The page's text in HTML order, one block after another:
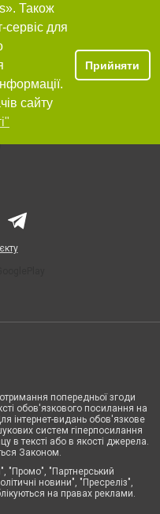
Також
сервіс для
сайту
Прийняти
попередньої згоди
обов'язкового посилання на
інтернет-видань обов'язкове
систем гіперпосилання
в тексті або в якості джерела.
Законом.
"Промо", "Партнерський
новини", "Пресреліз",
на правах реклами.